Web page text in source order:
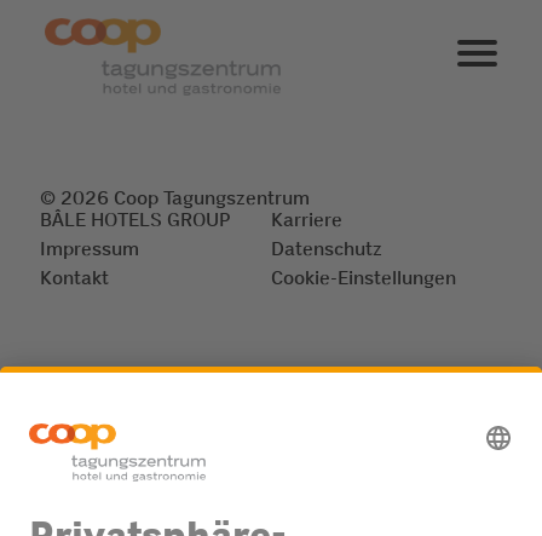
© 2026 Coop Tagungszentrum
BÂLE HOTELS GROUP
Karriere
Impressum
Datenschutz
Kontakt
Cookie-Einstellungen